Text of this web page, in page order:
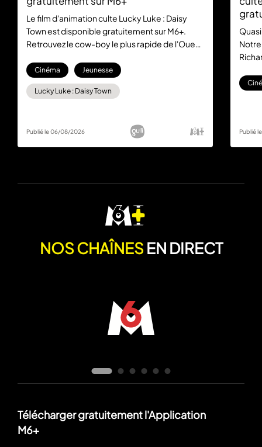
Le film d'animation culte Lucky Luke : Daisy
Town est disponible gratuitement sur M6+.
Retrouvez le cow-boy le plus rapide de l'Ouest
abonnement.
Cinéma Jeunesse
Lucky Luke : Daisy Town
Publié le 06/08/2026 Publié
NOS CHAÎNESEN DIRECT
Télécharger gratuitement l'Application
M6+